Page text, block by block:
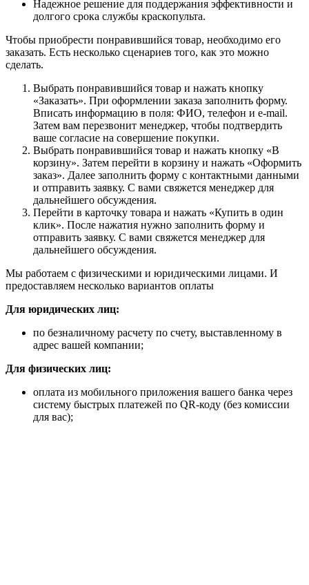
Надежное решение для поддержания эффективности и
долгого срока службы краскопульта.
Чтобы приобрести понравившийся товар, необходимо его
заказать. Есть несколько сценариев того, как это можно
сделать.
Выбрать понравившийся товар и нажать кнопку
«Заказать». При оформлении заказа заполнить форму.
Вписать информацию в поля: ФИО, телефон и e-mail.
Затем вам перезвонит менеджер, чтобы подтвердить
ваше согласие на совершение покупки.
Выбрать понравившийся товар и нажать кнопку «В
корзину». Затем перейти в корзину и нажать «Оформить
заказ». Далее заполнить форму с контактными данными
и отправить заявку. С вами свяжется менеджер для
дальнейшего обсуждения.
Перейти в карточку товара и нажать «Купить в один
клик». После нажатия нужно заполнить форму и
отправить заявку. С вами свяжется менеджер для
дальнейшего обсуждения.
Мы работаем с физическими и юридическими лицами. И
предоставляем несколько вариантов оплаты
Для юридических лиц:
по безналичному расчету по счету, выставленному в
адрес вашей компании;
Для физических лиц:
оплата из мобильного приложения вашего банка через
систему быстрых платежей по QR-коду (без комиссии
для вас);